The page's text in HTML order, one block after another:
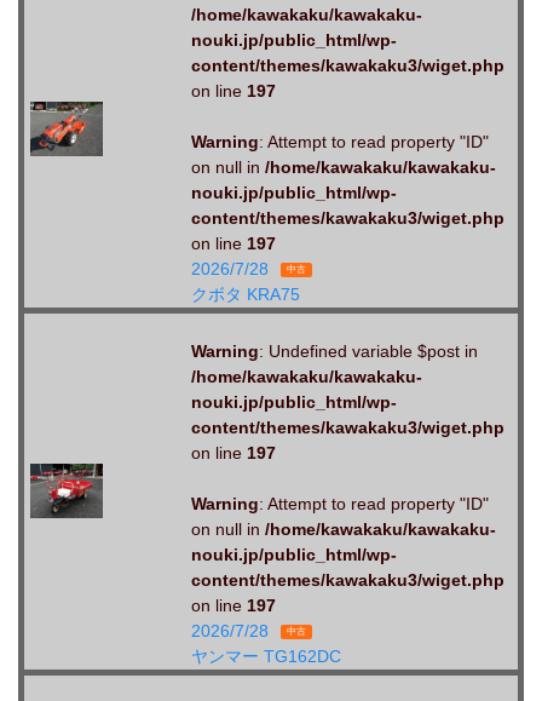
/home/kawakaku/kawakaku-
nouki.jp/public_html/wp-
content/themes/kawakaku3/wiget.php
on line 197
Warning: Attempt to read property "ID"
on null in /home/kawakaku/kawakaku-
nouki.jp/public_html/wp-
content/themes/kawakaku3/wiget.php
on line 197
2026/7/28
中古
クボタ KRA75
Warning: Undefined variable $post in
/home/kawakaku/kawakaku-
nouki.jp/public_html/wp-
content/themes/kawakaku3/wiget.php
on line 197
Warning: Attempt to read property "ID"
on null in /home/kawakaku/kawakaku-
nouki.jp/public_html/wp-
content/themes/kawakaku3/wiget.php
on line 197
2026/7/28
中古
ヤンマー TG162DC